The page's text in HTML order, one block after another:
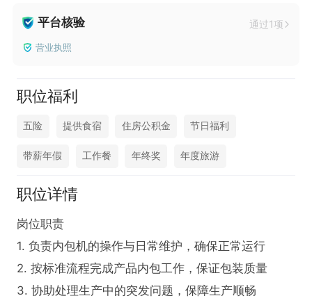
平台核验 通过1项
营业执照
职位福利
五险 提供食宿 住房公积金 节日福利
带薪年假 工作餐 年终奖 年度旅游
职位详情
岗位职责
1. 负责内包机的操作与日常维护，确保正常运行
2. 按标准流程完成产品内包工作，保证包装质量
3. 协助处理生产中的突发问题，保障生产顺畅